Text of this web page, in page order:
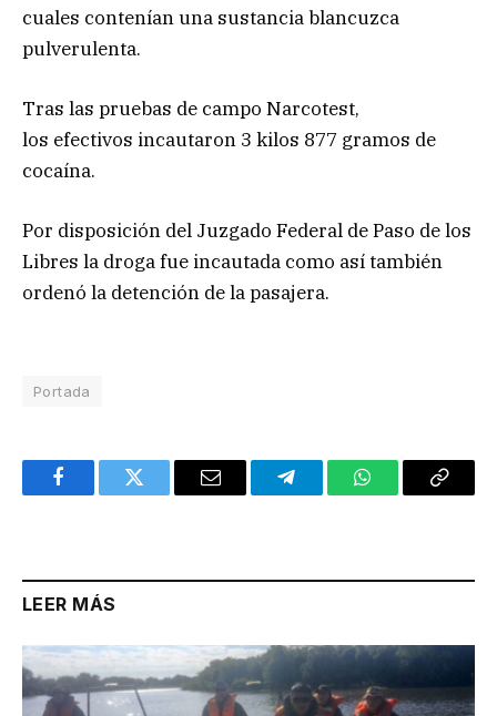
cuales contenían una sustancia blancuzca
pulverulenta.
Tras las pruebas de campo Narcotest,
los efectivos incautaron 3 kilos 877 gramos de
cocaína.
Por disposición del Juzgado Federal de Paso de los
Libres la droga fue incautada como así también
ordenó la detención de la pasajera.
Portada
FacebookTwitter Email TelegramWhatsAppCopy
LEER MÁS